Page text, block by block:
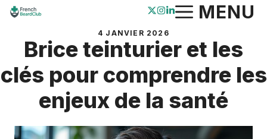
Aller
contenu
MENU
4 JANVIER 2026
Brice teinturier et les
clés pour comprendre les
enjeux de la santé